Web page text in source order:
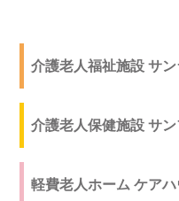
介護老人福祉施設 サ
介護老人保健施設 サ
軽費老人ホーム ケア